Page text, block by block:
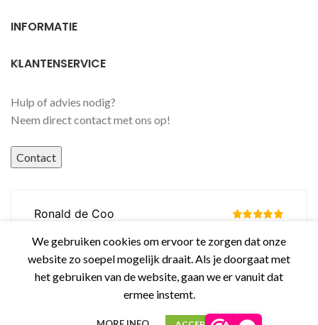
INFORMATIE
KLANTENSERVICE
Hulp of advies nodig?
Neem direct contact met ons op!
Contact
We gebruiken cookies om ervoor te zorgen dat onze
website zo soepel mogelijk draait. Als je doorgaat met
het gebruiken van de website, gaan we er vanuit dat
ermee instemt.